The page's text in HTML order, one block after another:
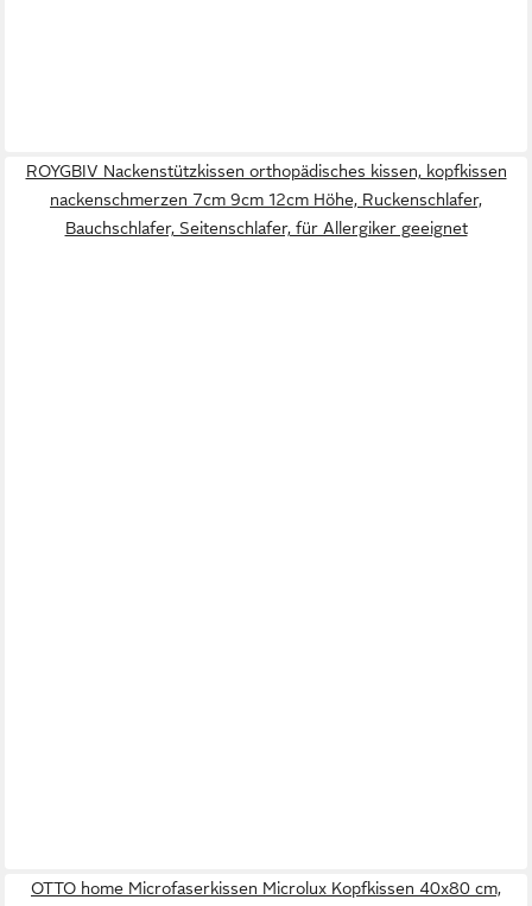
ROYGBIV Nackenstützkissen orthopädisches kissen, kopfkissen
nackenschmerzen 7cm 9cm 12cm Höhe, Ruckenschlafer,
Bauchschlafer, Seitenschlafer, für Allergiker geeignet
OTTO home Microfaserkissen Microlux Kopfkissen 40x80 cm,